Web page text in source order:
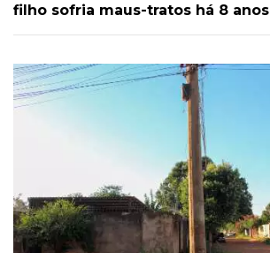
filho sofria maus-tratos há 8 anos